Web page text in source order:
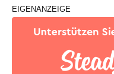
EIGENANZEIGE